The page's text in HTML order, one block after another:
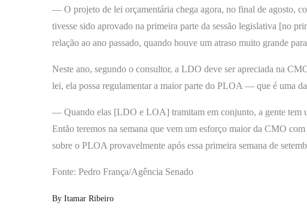
— O projeto de lei orçamentária chega agora, no final de agosto,
tivesse sido aprovado na primeira parte da sessão legislativa [no
relação ao ano passado, quando houve um atraso muito grande
Neste ano, segundo o consultor, a LDO deve ser apreciada na
lei, ela possa regulamentar a maior parte do PLOA — que é uma
— Quando elas [LDO e LOA] tramitam em conjunto, a gente tem
Então teremos na semana que vem um esforço maior da CMO
sobre o PLOA provavelmente após essa primeira semana de
Fonte: Pedro França/Agência Senado
By Itamar Ribeiro